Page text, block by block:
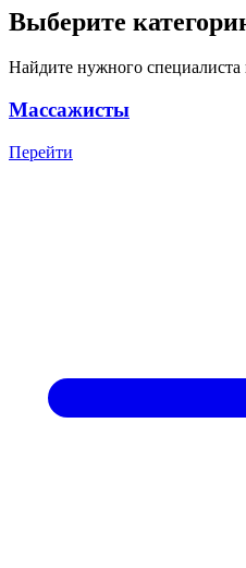
Выберите
Найдите нужного
Массажисты
Перейти